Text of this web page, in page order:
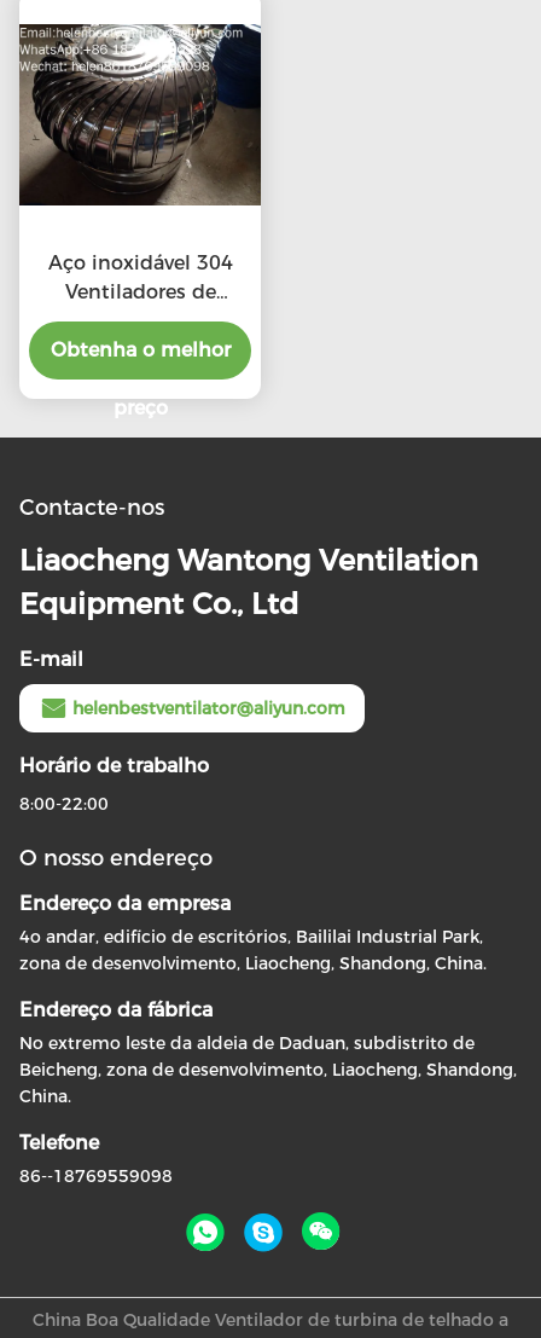
Aço inoxidável 304
Ventiladores de
telhado de escape de
alta CFM com preço
preferencial
Obtenha o melhor
preço
Contacte-nos
Liaocheng Wantong Ventilation
Equipment Co., Ltd
E-mail
helenbestventilator@aliyun.com
Horário de trabalho
8:00-22:00
O nosso endereço
Endereço da empresa
4o andar, edifício de escritórios, Baililai Industrial Park,
zona de desenvolvimento, Liaocheng, Shandong, China.
Endereço da fábrica
No extremo leste da aldeia de Daduan, subdistrito de
Beicheng, zona de desenvolvimento, Liaocheng, Shandong,
China.
Telefone
86--18769559098
China Boa Qualidade Ventilador de turbina de telhado a